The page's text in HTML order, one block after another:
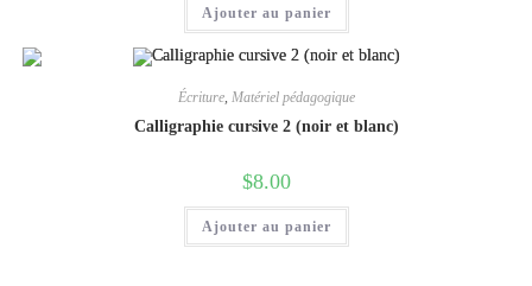
Ajouter au panier
Écriture, Matériel pédagogique
Calligraphie cursive 2 (noir et blanc)
$8.00
Ajouter au panier